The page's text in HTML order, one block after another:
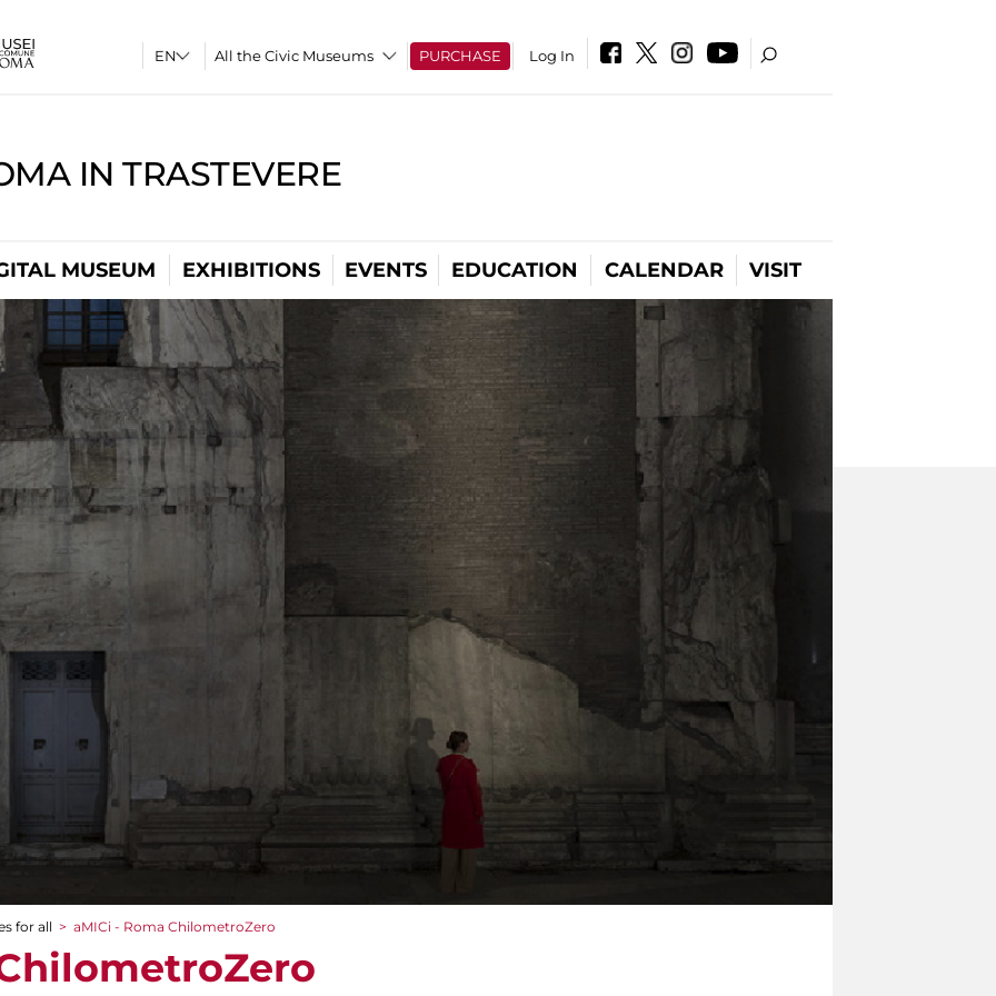
All the Civic Museums PURCHASE Log In
IN TRASTEVERE
MUSEUM EXHIBITIONS EVENTS EDUCATION CALENDAR VISIT
for all > aMICi - Roma ChilometroZero